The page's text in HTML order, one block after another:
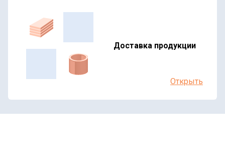
Доставка продукции
Открыть